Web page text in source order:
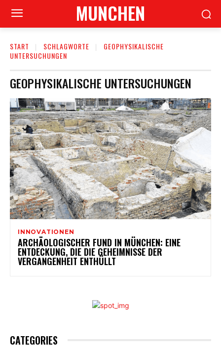
MUNCHEN
START SCHLAGWORTE
GEOPHYSIKALISCHE
UNTERSUCHUNGEN
GEOPHYSIKALISCHE UNTERSUCHUNGEN
INNOVATIONEN
ARCHÄOLOGISCHER FUND IN MÜNCHEN: EINE
ENTDECKUNG, DIE DIE GEHEIMNISSE DER
VERGANGENHEIT ENTHÜLLT
CATEGORIES